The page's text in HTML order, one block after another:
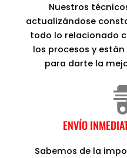
Nuestros
actualizándose
todo lo relacionado
los procesos y
para darte la
ENVÍO
Sabemos de la